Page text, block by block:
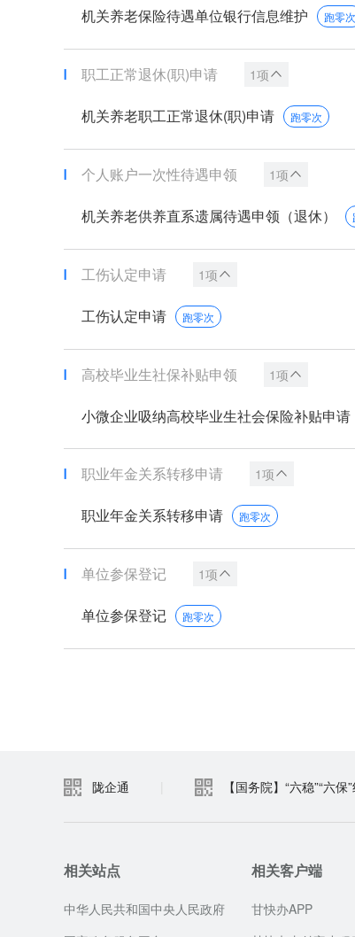
机关养老保险待遇单位银行信息维护 跑零次
职工正常退休(职)申请 1项
机关养老职工正常退休(职)申请 跑零次
个人账户一次性待遇申领 1项
机关养老供养直系遗属待遇申领（退休）
工伤认定申请 1项
工伤认定申请 跑零次
高校毕业生社保补贴申领 1项
小微企业吸纳高校毕业生社会保险补贴申请
职业年金关系转移申请 1项
职业年金关系转移申请 跑零次
单位参保登记 1项
单位参保登记 跑零次
陇企通 【国务院】“六稳”“六保
相关站点
中华人民共和国中央人民政府
相关客户端
甘快办APP